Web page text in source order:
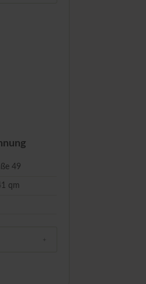
49
qm